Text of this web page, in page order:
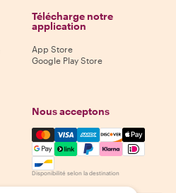
Télécharge notre
application
App Store
Google Play Store
Nous acceptons
Mastercard, Visa, Amex,
Disponibilité selon la destination